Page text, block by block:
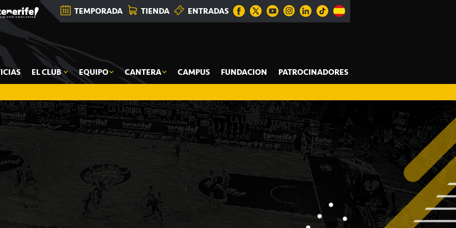
TEMPORADA TIENDA ENTRADAS
EL CLUB EQUIPO CANTERA CAMPUS FUNDACION PATROCINADORES